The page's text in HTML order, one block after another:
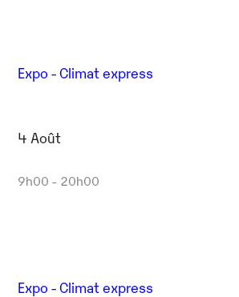
Expo - Climat express
4 Août
9h00 - 20h00
Expo - Climat express